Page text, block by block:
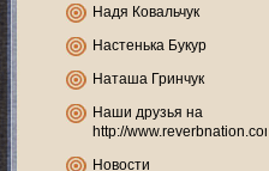
Надя Ковальчук
Настенька Букур
Наташа Гринчук
Наши друзья на
http://www.reverbnation.com
Новости